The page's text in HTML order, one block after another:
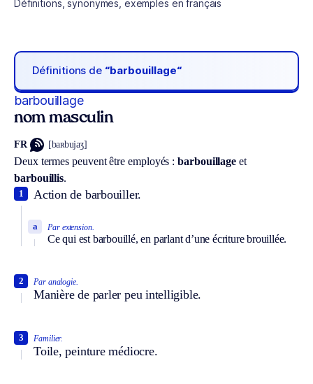
Définitions, synonymes, exemples en français
Définitions de “barbouillage“
barbouillage
nom masculin
FR [baʀbujaʒ]
Deux termes peuvent être employés :barbouillage et
barbouillis.
Action de barbouiller.
1
Par extension.
Ce qui est barbouillé, en parlant d’une écriture brouillée.
a
Par analogie.
Manière de parler peu intelligible.
2
Familier.
Toile, peinture médiocre.
3